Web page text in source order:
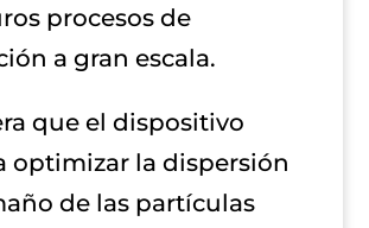
procesos de
a gran escala.
que el dispositivo
optimizar la dispersión
de las partículas